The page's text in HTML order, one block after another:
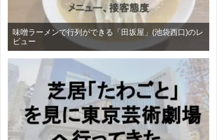
味噌ラーメンで行列ができる「田坂屋」(池袋西口)のレ
ビュー